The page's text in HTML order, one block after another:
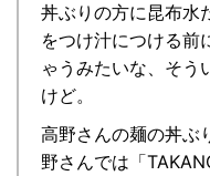
丼ぶりの方に昆布水
をつけ汁につける前
ゃうみたいな、そう
けど。
高野さんの麺の丼ぶ
野さんでは「